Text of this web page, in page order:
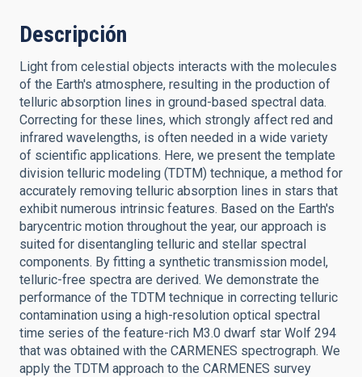
Descripción
Light from celestial objects interacts with the molecules
of the Earth's atmosphere, resulting in the production of
telluric absorption lines in ground-based spectral data.
Correcting for these lines, which strongly affect red and
infrared wavelengths, is often needed in a wide variety
of scientific applications. Here, we present the template
division telluric modeling (TDTM) technique, a method for
accurately removing telluric absorption lines in stars that
exhibit numerous intrinsic features. Based on the Earth's
barycentric motion throughout the year, our approach is
suited for disentangling telluric and stellar spectral
components. By fitting a synthetic transmission model,
telluric-free spectra are derived. We demonstrate the
performance of the TDTM technique in correcting telluric
contamination using a high-resolution optical spectral
time series of the feature-rich M3.0 dwarf star Wolf 294
that was obtained with the CARMENES spectrograph. We
apply the TDTM approach to the CARMENES survey